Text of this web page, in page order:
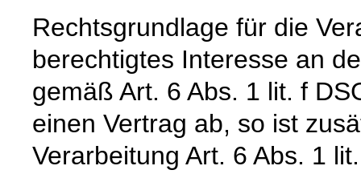
Rechtsgrundlage für die
berechtigtes Interesse an
gemäß Art. 6 Abs. 1 lit. f
einen Vertrag ab, so ist
Verarbeitung Art. 6 Abs. 1